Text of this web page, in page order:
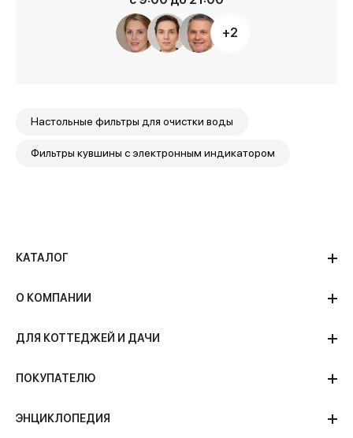
+2
Настольные фильтры для очистки воды
Фильтры кувшины с электронным индикатором
КАТАЛОГ
О КОМПАНИИ
ДЛЯ КОТТЕДЖЕЙ И ДАЧИ
ПОКУПАТЕЛЮ
ЭНЦИКЛОПЕДИЯ